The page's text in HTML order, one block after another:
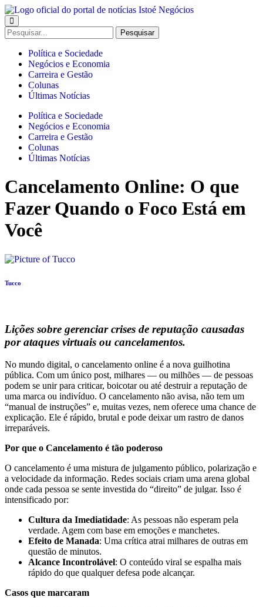
Ir
para
o
conteúdo
Enter
Keyword
Search
for:
Pesquisar
Search
Política e Sociedade
Negócios e Economia
Carreira e Gestão
Colunas
Últimas Notícias
Política e Sociedade
Negócios e Economia
Carreira e Gestão
Colunas
Últimas Notícias
Cancelamento Online: O que
Fazer Quando o Foco Está em
Você
Tucco
Lições sobre gerenciar crises de reputação causadas
por ataques virtuais ou cancelamentos.
No mundo digital, o cancelamento online é a nova guilhotina
pública. Com um único post, milhares — ou milhões — de pessoas
podem se unir para criticar, boicotar ou até destruir a reputação de
uma marca ou indivíduo. O cancelamento não avisa, não tem um
“manual de instruções” e, muitas vezes, nem oferece uma chance de
explicação. Ele é rápido, brutal e pode deixar um rastro de danos
irreparáveis.
Por que o Cancelamento é tão poderoso
O cancelamento é uma mistura de julgamento público, polarização e
a velocidade da informação. Redes sociais criam uma arena global
onde cada pessoa se sente investida do “direito” de julgar. Isso é
intensificado por:
Cultura da Imediatidade: As pessoas não esperam pela
verdade. Agem com base em emoções e manchetes.
Efeito de Manada: Uma crítica atrai milhares de outras em
questão de minutos.
Alcance Incontrolável: O conteúdo viral se espalha mais
rápido do que qualquer defesa pode alcançar.
Casos que marcaram